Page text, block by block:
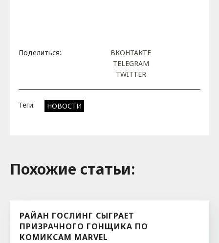
Поделиться:
ВКОНТАКТЕ
TELEGRAM
TWITTER
Теги: НОВОСТИ
Похожие cтатьи:
РАЙАН ГОСЛИНГ СЫГРАЕТ
ПРИЗРАЧНОГО ГОНЩИКА ПО
КОМИКСАМ MARVEL